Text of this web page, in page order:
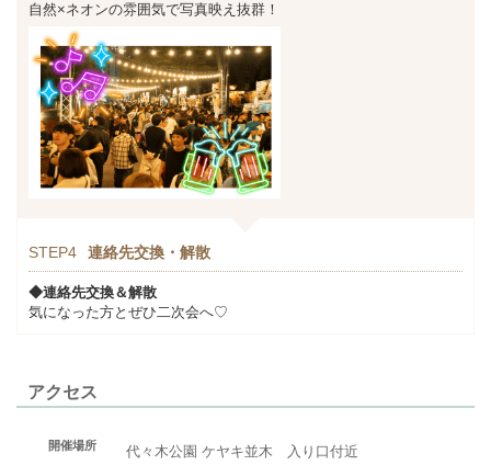
自然×ネオンの雰囲気で写真映え抜群！
STEP4 連絡先交換・解散
◆連絡先交換＆解散
気になった方とぜひ二次会へ♡
アクセス
開催場所
代々木公園 ケヤキ並木 入り口付近